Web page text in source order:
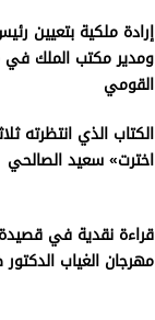
إرادة ملكية بتعيين
ومدير مكتب الملك
القومي
الكتاب الذي انتظرته
اخترت» سعيد الصالحي
قراءة نقدية في
مهرجان الغياب